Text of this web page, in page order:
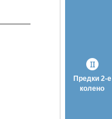
Предки 2-е
колено